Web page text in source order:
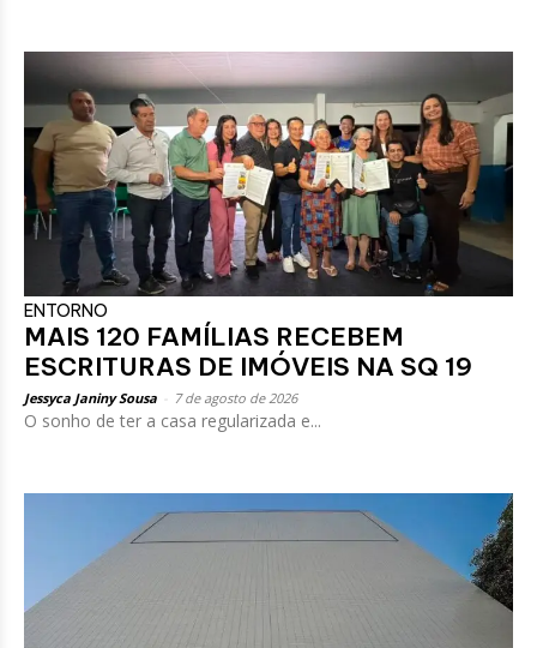
ENTORNO
MAIS 120 FAMÍLIAS RECEBEM
ESCRITURAS DE IMÓVEIS NA SQ 19
Jessyca Janiny Sousa 7 de agosto de 2026
O sonho de ter a casa regularizada e...